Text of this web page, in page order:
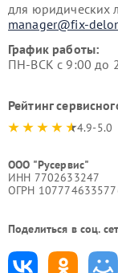
для юридических
manager@fix-
График работы:
ПН-ВСК с 9:00 до
Рейтинг
4.9-5.0
ООО "Русервис"
ИНН 7702633247
ОГРН
Поделиться в соц.